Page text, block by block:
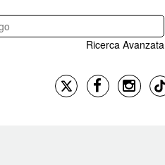
Ricerca Avanzata